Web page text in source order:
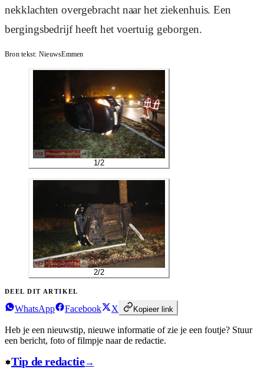
nekklachten overgebracht naar het ziekenhuis. Een
bergingsbedrijf heeft het voertuig geborgen.
Bron tekst: NieuwsEmmen
1 /2
2/2
DEEL DIT ARTIKEL
WhatsApp Facebook X Kopieer link
Heb je een nieuwstip, nieuwe informatie of zie je een foutje? Stuur
een bericht, foto of filmpje naar de redactie.
Tip de redactie→